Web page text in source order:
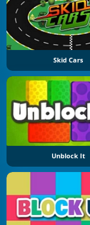
Skid Cars
Unblock It